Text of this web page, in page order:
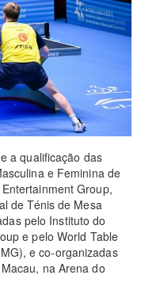
a qualificação das
e Feminina de
Group,
de Ténis de Mesa
pelo Instituto do
e pelo World Table
e co-organizadas
na Arena do